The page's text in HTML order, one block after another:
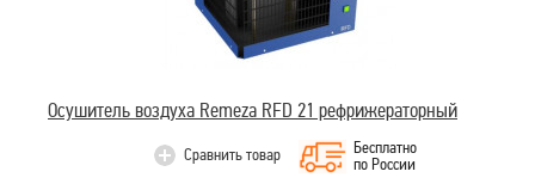
Осушитель воздуха Remeza RFD 21 рефрижераторный
Сравнить товар
Бесплатно
по России